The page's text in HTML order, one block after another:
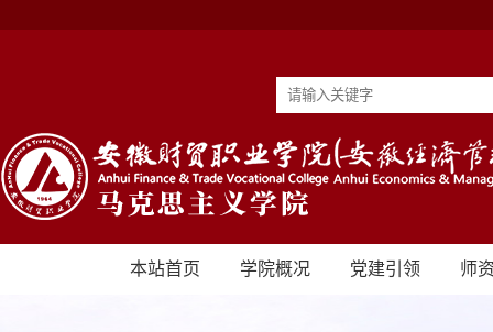
本站首页 学院概况 党建引领 师